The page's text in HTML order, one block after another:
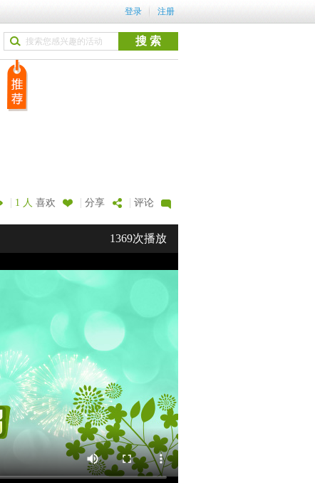
登录 注册
| 1 人 喜欢 | 分享 | 评论
1369次播放